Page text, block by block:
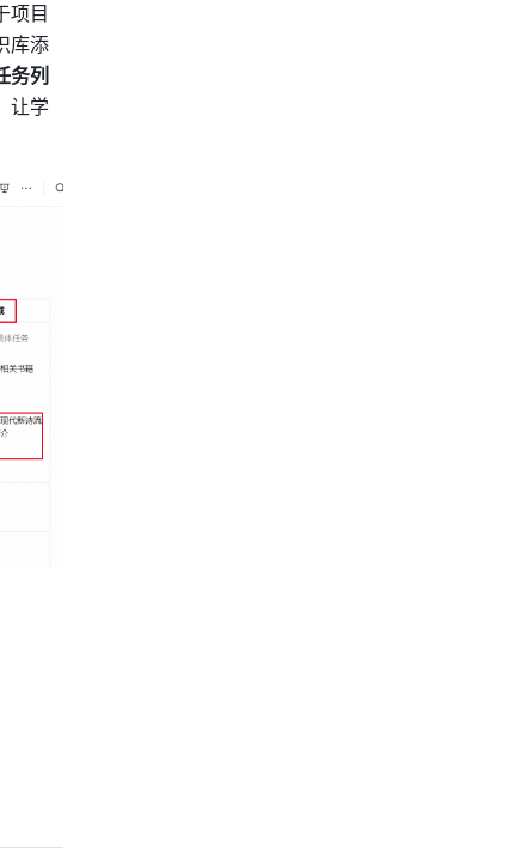
项目
库添
务列
让学